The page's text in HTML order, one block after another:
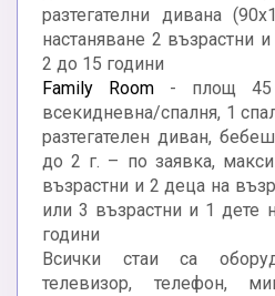
разтегателни дивана
настаняване 2 възрастни
2 до 15 години
Family Room - площ 45
всекидневна/спалня, 1
разтегателен диван,
до 2 г. – по заявка,
възрастни и 2 деца на
или 3 възрастни и 1 дете
години
Всички стаи са
телевизор, телефон,